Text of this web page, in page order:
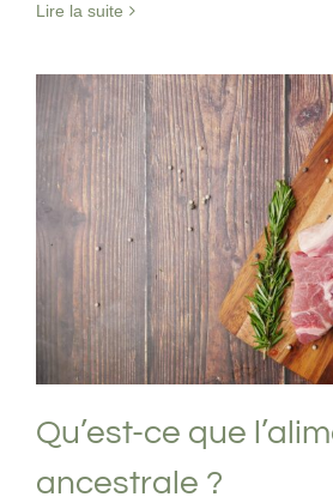
Lire la suite
Qu’est-ce que
?
Nutrition Viande
Qu’est-ce que
ancestrale ?